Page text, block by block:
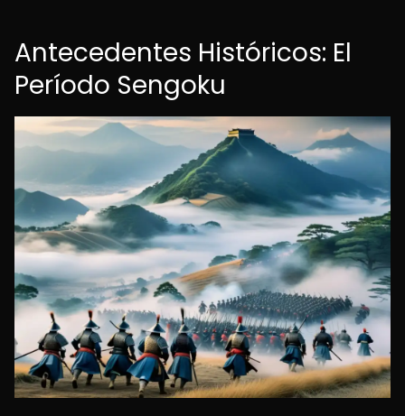
Antecedentes Históricos: El
Período Sengoku